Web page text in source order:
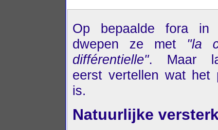
Op bepaalde fora in
dwepen ze met "la
différentielle". Maar
eerst vertellen wat het
is.
Natuurlijke